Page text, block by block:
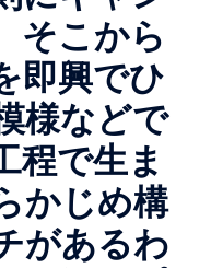
そこから
即興でひ
様などで
程で生ま
かじめ構
があるわ